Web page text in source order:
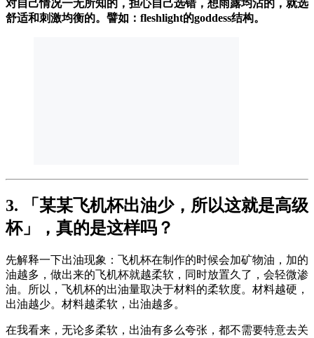
对自己情况一无所知的，担心自己选错，想雨露均沾的，就选
舒适和刺激均衡的。譬如：fleshlight的goddess结构。
3. 「某某飞机杯出油少，所以这就是高级
杯」，真的是这样吗？
先解释一下出油现象：飞机杯在制作的时候会加矿物油，加的
油越多，做出来的飞机杯就越柔软，同时放置久了，会轻微渗
油。所以，飞机杯的出油量取决于材料的柔软度。材料越硬，
出油越少。材料越柔软，出油越多。
在我看来，无论多柔软，出油有多么夸张，都不需要特意去关